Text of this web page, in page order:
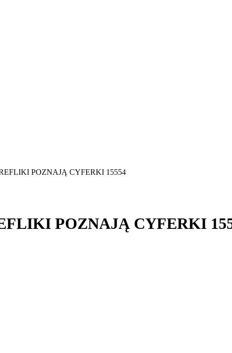
POZNAJĄ CYFERKI 15554
POZNAJĄ CYFERKI